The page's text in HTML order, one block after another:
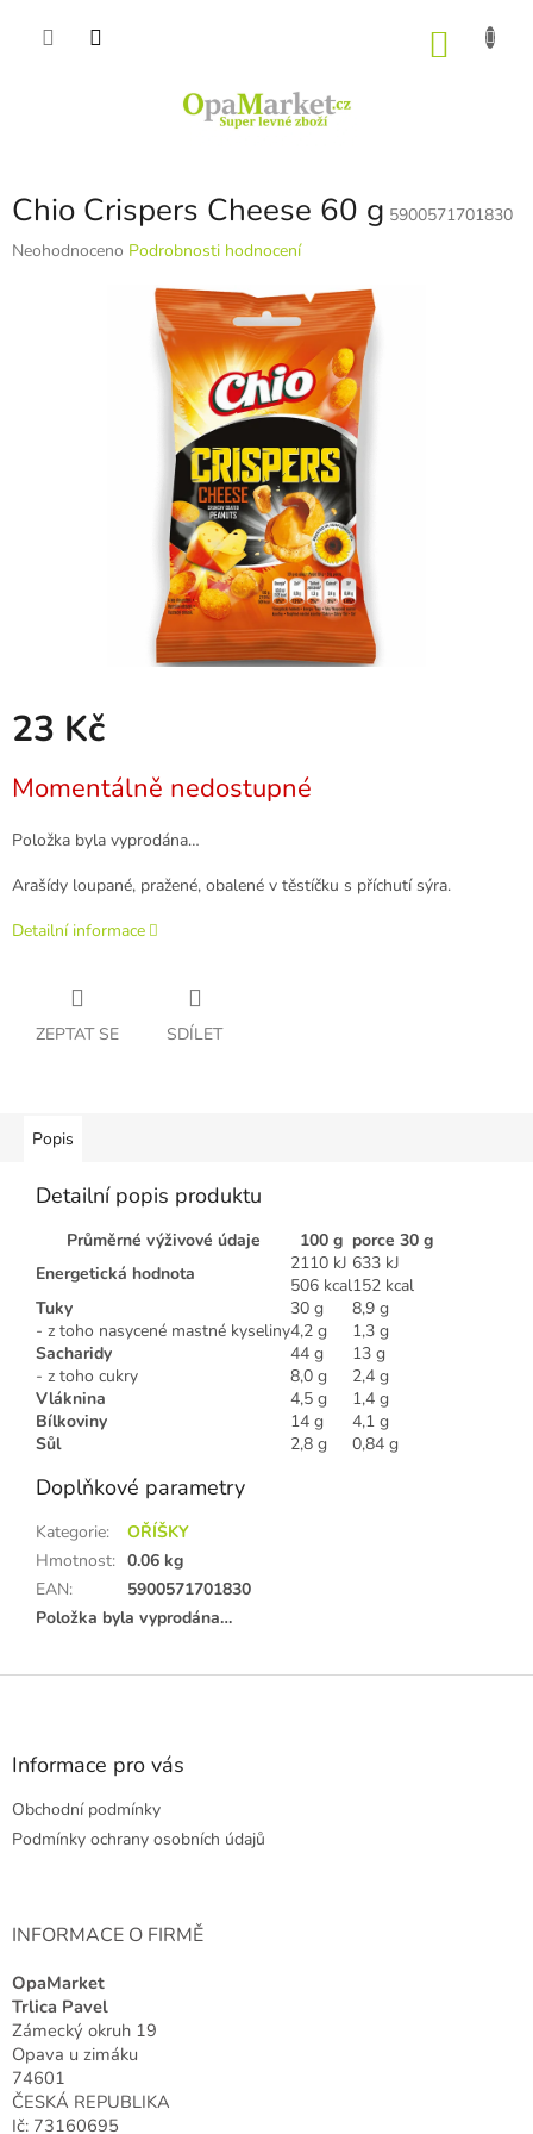
Chio Crispers Cheese 60 g 5900571701830
Průměrné
Neohodnoceno Podrobnosti hodnocení
23 Kč
cena:
Momentálně nedostupné
Položka byla vyprodána…
Arašídy loupané, pražené, obalené v těstíčku s příchutí sýra.
Detailní informace
ZEPTAT SE SDÍLET
Popis
Detailní popis produktu
Průměrné výživové údaje 100 g porce 30 g
Energetická hodnota
2110 kJ
506 kcal
633 kJ
152 kcal
Tuky
30 g
8,9 g
- z toho nasycené mastné kyseliny4,2 g
1,3 g
Sacharidy
44 g
13 g
- z toho cukry
8,0 g
2,4 g
Vláknina
4,5 g
1,4 g
Bílkoviny
14 g
4,1 g
Sůl
2,8 g 0,84 g
Doplňkové parametry
Kategorie:
OŘÍŠKY
Hmotnost: 0.06 kg
EAN:
5900571701830
Položka byla vyprodána…
Z
Informace pro vás
Obchodní podmínky
Podmínky ochrany osobních údajů
INFORMACE O FIRMĚ
OpaMarket
Trlica Pavel
Zámecký okruh 19
Opava u zimáku
74601
ČESKÁ REPUBLIKA
Ič: 73160695